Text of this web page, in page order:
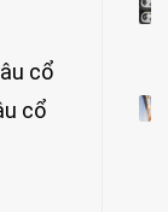
cổ
cổ